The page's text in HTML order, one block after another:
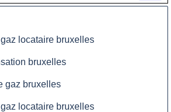
locataire bruxelles
bruxelles
gaz bruxelles
locataire bruxelles